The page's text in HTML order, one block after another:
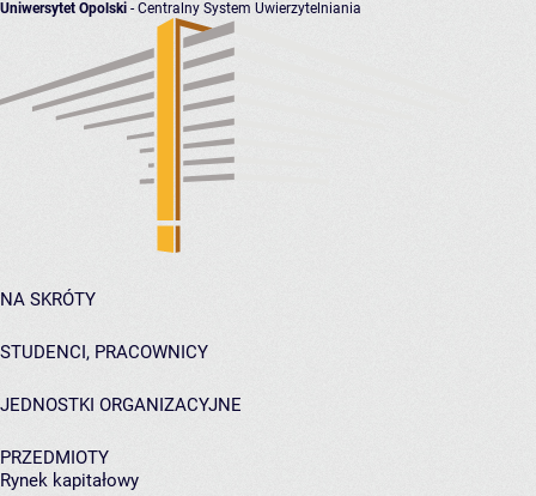
Uniwersytet Opolski - Centralny System Uwierzytelniania
NA SKRÓTY
STUDENCI, PRACOWNICY
JEDNOSTKI ORGANIZACYJNE
PRZEDMIOTY
Rynek kapitałowy